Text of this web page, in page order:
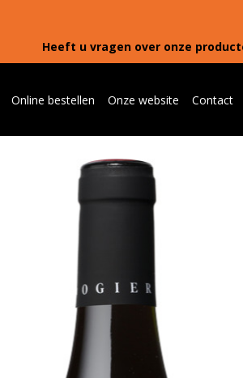
Heeft u vragen over onze
Online bestellen Onze website Contact